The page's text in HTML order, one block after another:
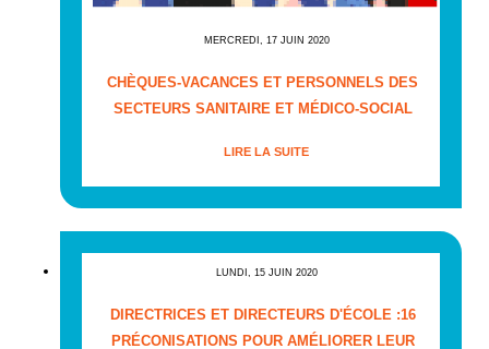
MERCREDI, 17 JUIN 2020
CHÈQUES-VACANCES ET PERSONNELS DES
SECTEURS SANITAIRE ET MÉDICO-SOCIAL
LIRE LA SUITE
LUNDI, 15 JUIN 2020
DIRECTRICES ET DIRECTEURS D'ÉCOLE :16
PRÉCONISATIONS POUR AMÉLIORER LEUR